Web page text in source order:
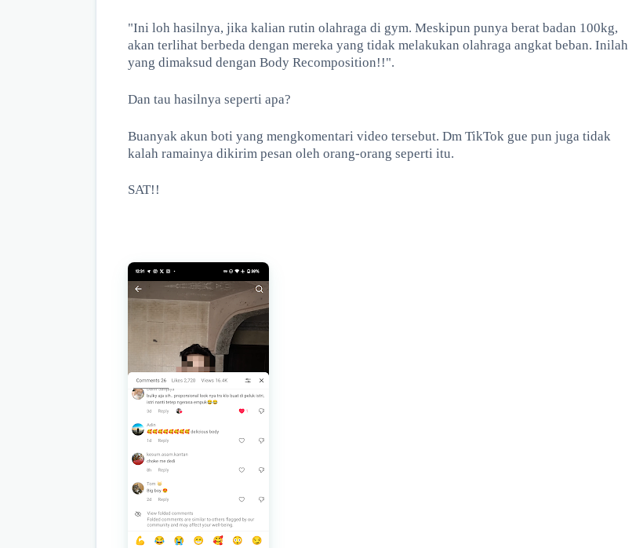
"Ini loh hasilnya, jika kalian rutin olahraga di gym. Meskipun punya berat badan 100kg,
akan terlihat berbeda dengan mereka yang tidak melakukan olahraga angkat beban. Inilah
yang dimaksud dengan Body Recomposition!!".
Dan tau hasilnya seperti apa?
Buanyak akun boti yang mengkomentari video tersebut. Dm TikTok gue pun juga tidak
kalah ramainya dikirim pesan oleh orang-orang seperti itu.
SAT!!